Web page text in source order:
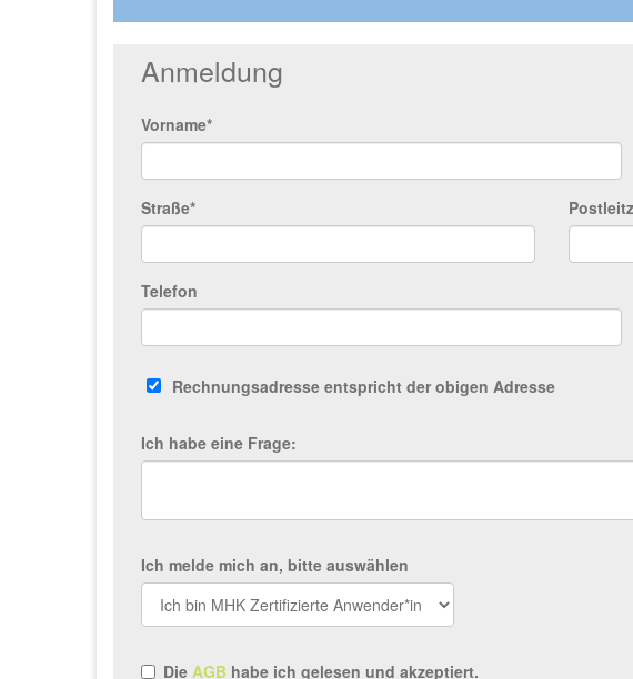
Anmeldung
Vorname*
Straße*
Telefon
Rechnungsadresse entspricht der obigen Adresse
Ich habe eine Frage:
Ich melde mich an, bitte auswählen
Die AGB habe ich gelesen und akzeptiert.